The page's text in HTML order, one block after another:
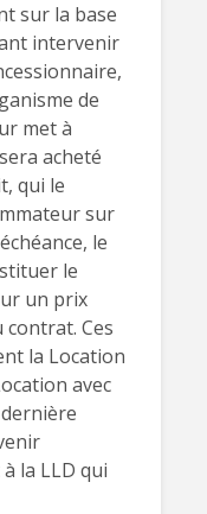
sur la base
intervenir
de
met à
acheté
qui le
sur
le
le
un prix
Ces
la Location
avec
la LLD qui